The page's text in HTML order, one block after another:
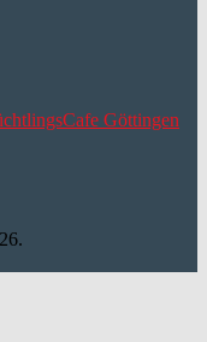
Göttingen